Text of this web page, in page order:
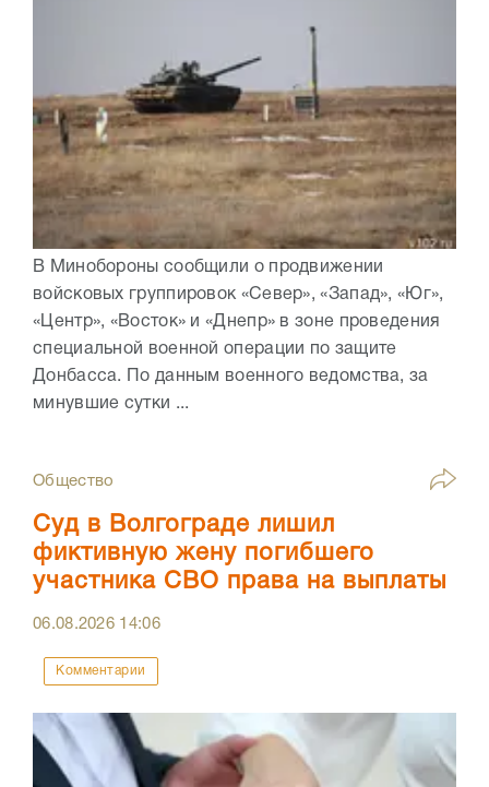
В Минобороны сообщили о продвижении
войсковых группировок «Север», «Запад», «Юг»,
«Центр», «Восток» и «Днепр» в зоне проведения
специальной военной операции по защите
Донбасса. По данным военного ведомства, за
минувшие сутки ...
Общество
Суд в Волгограде лишил
фиктивную жену погибшего
участника СВО права на выплаты
06.08.2026 14:06
Комментарии